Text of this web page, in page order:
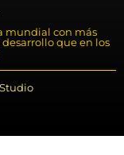
mundial con más
que en los